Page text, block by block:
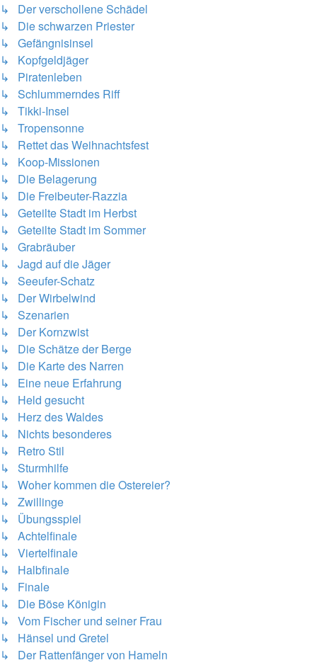
↳ Der verschollene Schädel
↳ Die schwarzen Priester
↳ Gefängnisinsel
↳ Kopfgeldjäger
↳ Piratenleben
↳ Schlummerndes Riff
↳ Tikki-Insel
↳ Tropensonne
↳ Rettet das Weihnachtsfest
↳ Koop-Missionen
↳ Die Belagerung
↳ Die Freibeuter-Razzia
↳ Geteilte Stadt im Herbst
↳ Geteilte Stadt im Sommer
↳ Grabräuber
↳ Jagd auf die Jäger
↳ Seeufer-Schatz
↳ Der Wirbelwind
↳ Szenarien
↳ Der Kornzwist
↳ Die Schätze der Berge
↳ Die Karte des Narren
↳ Eine neue Erfahrung
↳ Held gesucht
↳ Herz des Waldes
↳ Nichts besonderes
↳ Retro Stil
↳ Sturmhilfe
↳ Woher kommen die Ostereier?
↳ Zwillinge
↳ Übungsspiel
↳ Achtelfinale
↳ Viertelfinale
↳ Halbfinale
↳ Finale
↳ Die Böse Königin
↳ Vom Fischer und seiner Frau
↳ Hänsel und Gretel
↳ Der Rattenfänger von Hameln